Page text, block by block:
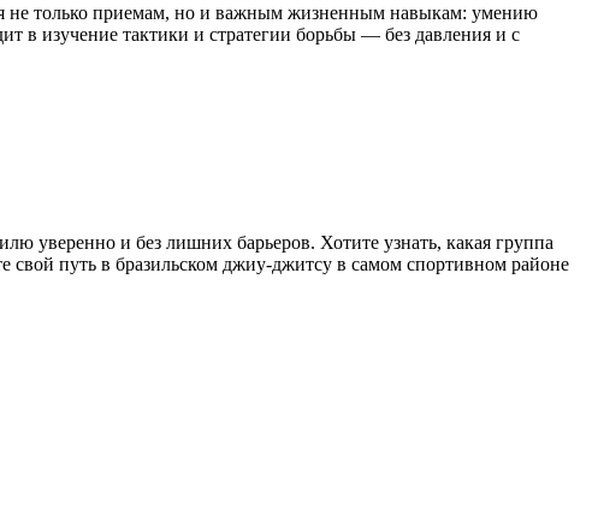
не только приемам, но и важным жизненным навыкам: умению
в изучение тактики и стратегии борьбы — без давления и с
уверенно и без лишних барьеров. Хотите узнать, какая группа
свой путь в бразильском джиу‑джитсу в самом спортивном районе